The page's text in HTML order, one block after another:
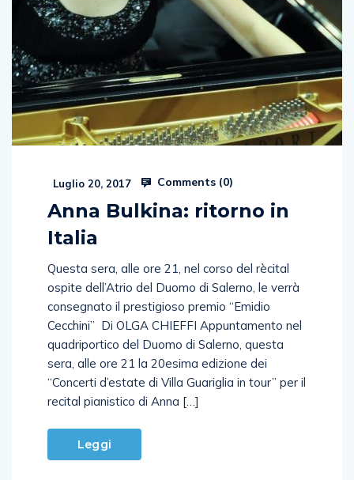
Luglio 20, 2017 Comments (0)
Anna Bulkina: ritorno in
Italia
Questa sera, alle ore 21, nel corso del rècital
ospite dell’Atrio del Duomo di Salerno, le verrà
consegnato il prestigioso premio “Emidio
Cecchini” Di OLGA CHIEFFI Appuntamento nel
quadriportico del Duomo di Salerno, questa
sera, alle ore 21 la 20esima edizione dei
“Concerti d’estate di Villa Guariglia in tour” per il
recital pianistico di Anna […]
Leggi